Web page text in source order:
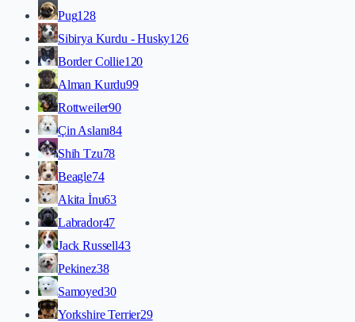
Pug128
Sibirya Kurdu - Husky126
Border Collie120
Alman Kurdu99
Rottweiler90
Çin Aslanı84
Shih Tzu78
Beagle74
Akita İnu63
Labrador47
Jack Russell43
Pekinez38
Samoyed30
Yorkshire Terrier29